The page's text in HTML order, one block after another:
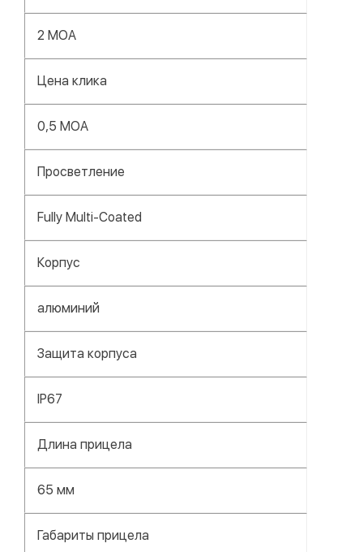
2 MOA
Цена клика
0,5 MOA
Просветление
Fully Multi-Coated
Корпус
алюминий
Защита корпуса
IP67
Длина прицела
65 мм
Габариты прицела